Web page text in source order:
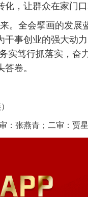
，让群众在家门
。全会擘画的发展
事创业的强大动
实笃行抓落实，奋
卷。
：张燕青；二审：贾